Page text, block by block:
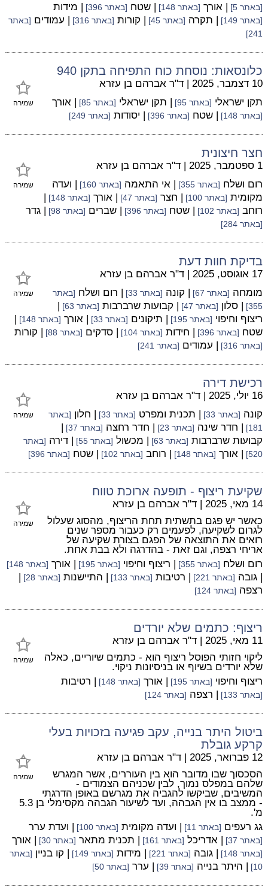
[באתר 5] | אורך [באתר 148] | שטח [באתר 396] | מידות
[באתר 149] | תקרה [באתר 45] | קורות [באתר 316] | עמודים [באתר
241]
כלונסאות: נוסחת כוח התפיחה בתקן 940
שמירה
10 דצמבר, 2025 | ד"ר אברהם בן עזרא
תקן ישראלי [באתר 95] | תקן ישראלי [באתר 85] | אורך
[באתר 148] | שטח [באתר 396] | יסודות [באתר 249]
חצר חיצונית
שמירה
1 ספטמבר, 2025 | ד"ר אברהם בן עזרא
רום ושלח [באתר 355] | אי התאמה [באתר 160]
| ועדה
מקומית [באתר 100] | חצר [באתר 47] | אורך [באתר 148]
|
רוחב [באתר 102] | שטח [באתר 396] | שברים [באתר 98] | גדר
[באתר 284]
בדיקת חוות דעת
שמירה
17 אוגוסט, 2025 | ד"ר אברהם בן עזרא
מומחה [באתר 67] | קונה [באתר 33] | רום ושלח [באתר
355]
| סלון [באתר 47] | קבועות שרברבות [באתר 63]
|
ריצוף וחיפוי [באתר 195] | תיקונים [באתר 33] | אורך [באתר 148]
|
שטח [באתר 396] | חידות [באתר 104] | סדקים [באתר 88] | קורות
[באתר 316] | עמודים [באתר 241]
רכישת דירה
שמירה
16 יולי, 2025 | ד"ר אברהם בן עזרא
קונה [באתר 33] | תכנית ומפרט [באתר 33] | חלון [באתר
181]
| חדר שינה [באתר 23] | חדר רחצה [באתר 37]
|
קבועות שרברבות [באתר 63] | מכשול [באתר 55] | דירה [באתר
520]
| אורך [באתר 148] | רוחב [באתר 102] | שטח [באתר 396]
שקיעת ריצוף - תופעה ארוכת טווח
שמירה
14 מאי, 2025 | ד"ר אברהם בן עזרא
כאשר יש פגם בתשתית תחת הריצוף, מהסוג שעלול
לגרום לשקיעה, לפעמים רק כעבור מספר שנים
רואים את התוצאה של הפגם בצורת שקיעה של
אריחי רצפה, וגם זאת - בהדרגה ולא בבת אחת.
רום ושלח [באתר 355] | ריצוף וחיפוי [באתר 195] | אורך [באתר 148]
| גובה [באתר 221] | רטיבות [באתר 133] | התיישנות [באתר 28]
|
רצפה [באתר 124]
ריצוף: כתמים שלא יורדים
שמירה
11 מאי, 2025 | ד"ר אברהם בן עזרא
ליקוי חזותי הפוסל ריצוף הוא - כתמים שיוריים, כאלה
שלא יורדים בשיוף או בניסיונות ניקוי.
ריצוף וחיפוי [באתר 195] | אורך [באתר 148] | רטיבות
[באתר 133] | רצפה [באתר 124]
ביטול היתר בנייה, עקב פגיעה בזכויות בעלי
קרקע גובלת
שמירה
12 פברואר, 2025 | ד"ר אברהם בן עזרא
הסכסוך שבו מדובר הוא בין העוררים, אשר המגרש
שלהם במפלס נמוך, לבין שכניהם הצמודים -
המשיבים, שביקשו להגביה את מגרשם באופן הדרגתי
- ממצב בו אין הגבהה, ועד לשיעור הגבהה מקסימלי בן 5.3
מ'.
גג רעפים [באתר 11] | ועדה מקומית [באתר 100] | ועדת ערר
[באתר 37] | אדריכל [באתר 161] | תכנית מתאר [באתר 30] | אורך
[באתר 148] | גובה [באתר 221] | מידות [באתר 149] | קו בניין [באתר
10]
| היתר בנייה [באתר 39] | ערר [באתר 50]